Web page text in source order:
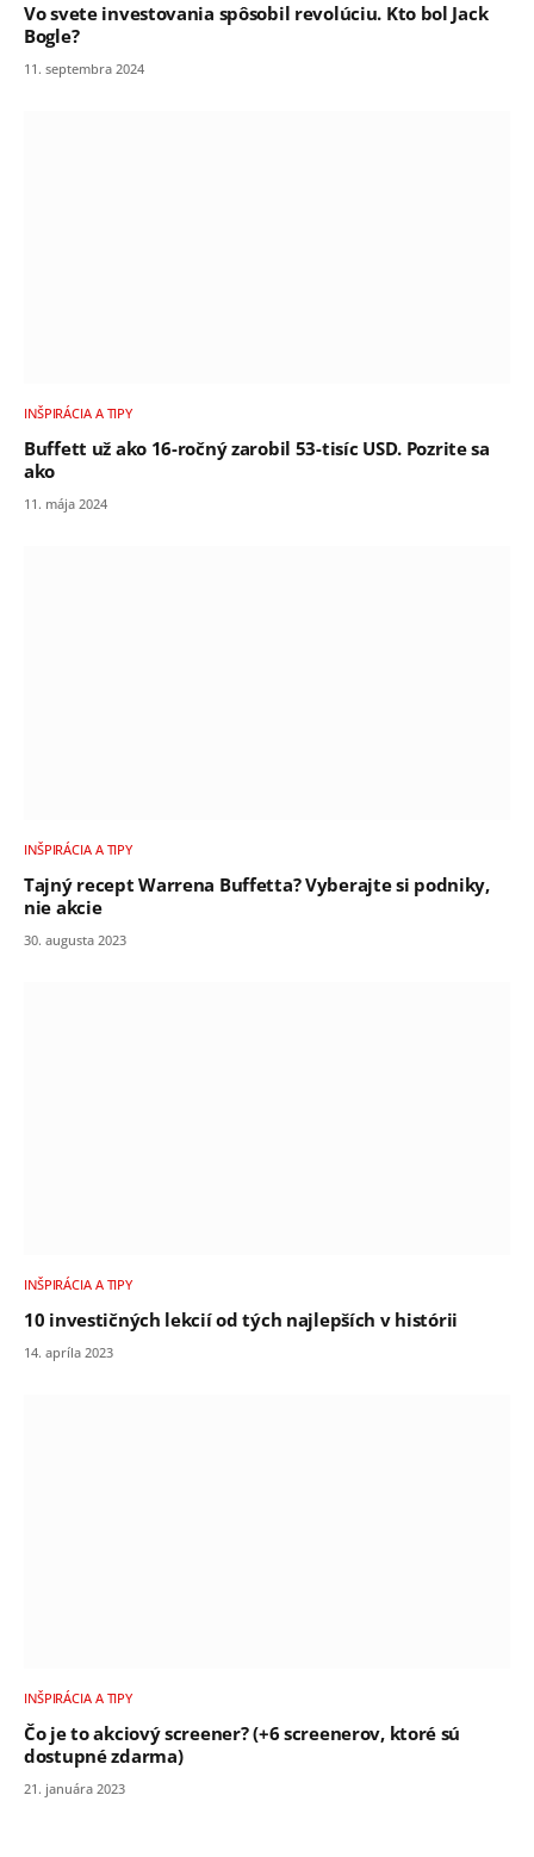
Vo svete investovania spôsobil revolúciu. Kto bol Jack
Bogle?
11. septembra 2024
INŠPIRÁCIA A TIPY
Buffett už ako 16-ročný zarobil 53-tisíc USD. Pozrite sa
ako
11. mája 2024
INŠPIRÁCIA A TIPY
Tajný recept Warrena Buffetta? Vyberajte si podniky,
nie akcie
30. augusta 2023
INŠPIRÁCIA A TIPY
10 investičných lekcií od tých najlepších v histórii
14. apríla 2023
INŠPIRÁCIA A TIPY
Čo je to akciový screener? (+6 screenerov, ktoré sú
dostupné zdarma)
21. januára 2023